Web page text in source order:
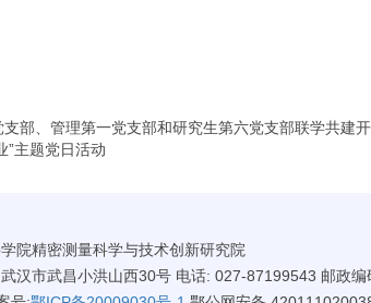
部、管理第一党支部和研究生第六党支部联学共建开
”主题党日活动
院精密测量科学与技术创新研究院
汉市武昌小洪山西30号 电话: 027-87199543 邮政编